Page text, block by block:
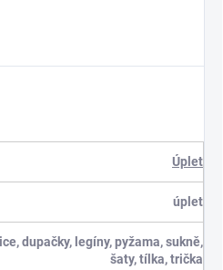
Úplet
úplet
dupačky, legíny, pyžama, sukně,
šaty, tílka, trička